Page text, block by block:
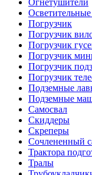
Огнетушители
Погрузчик
Погрузчик
Погрузчик
Погрузчик
Погрузчик
Погрузчик
Подземные
Подземные
Самосвал
Скиддеры
Скреперы
Сочлененный
Трактора
Тралы